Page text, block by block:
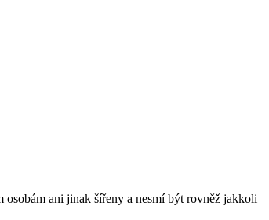
ani jinak šířeny a nesmí být rovněž jakkoli